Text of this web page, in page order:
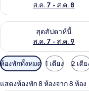
ส.ค. 7 - ส.ค. 8
สุดสัปดาห์นี้
ส.ค. 7 - ส.ค. 9
ตรวจสอบจำนวนห้องพักว่
ตัว
กรอง
ที่
ห้องพักทั้งหมด 1 เตียง 2 เตีย
แสดงห้องพัก 8 ห้องจาก 8 ห้อง